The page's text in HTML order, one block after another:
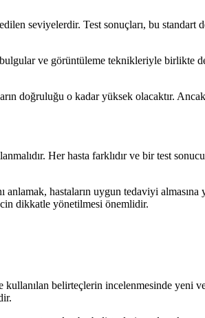
seviyelerdir. Test sonuçları, bu standart
ve görüntüleme teknikleriyle birlikte
doğruluğu o kadar yüksek olacaktır.
Her hasta farklıdır ve bir test
hastaların uygun tedaviyi almasına
dikkatle yönetilmesi önemlidir.
belirteçlerin incelenmesinde yeni